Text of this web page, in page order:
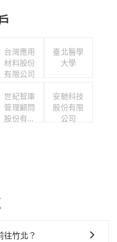
台灣應用
材料股份
有限公司
臺北醫學
大學
世紀智庫
管理顧問
股份有限
安馳科技
股份有限
公司
往竹北？